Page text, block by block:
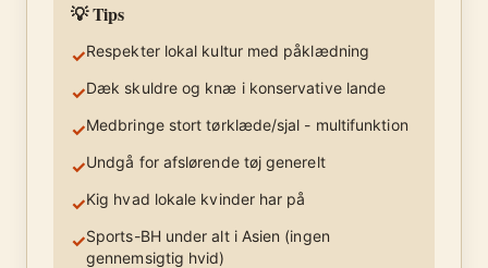
💡 Tips
✓Respekter lokal kultur med påklædning
✓Dæk skuldre og knæ i konservative lande
✓Medbringe stort tørklæde/sjal - multifunktion
✓Undgå for afslørende tøj generelt
✓Kig hvad lokale kvinder har på
✓Sports-BH under alt i Asien (ingen
gennemsigtig hvid)